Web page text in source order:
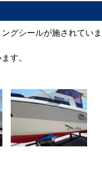
グシールが施されていま
す。